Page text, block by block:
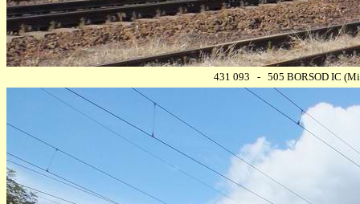
431 093 - 505 BORSOD IC